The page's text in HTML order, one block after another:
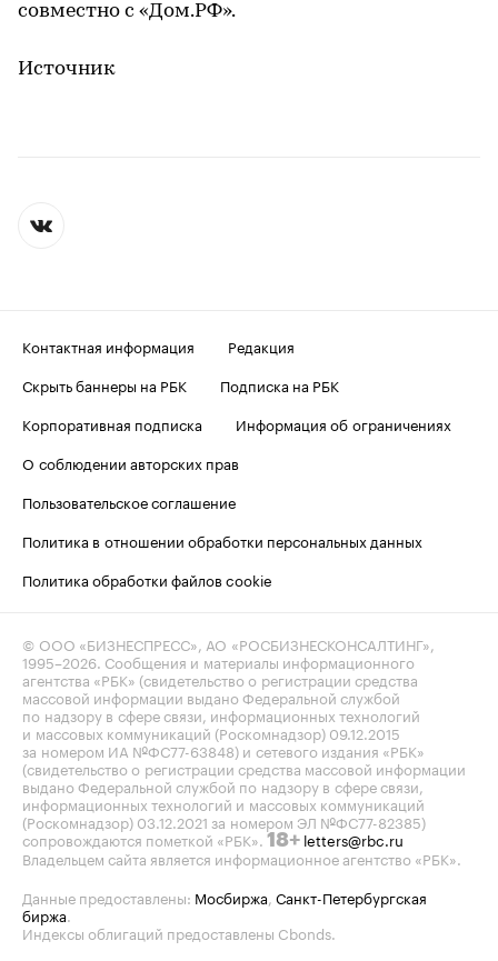
совместно с «Дом.РФ».
Источник
Контактная информация
Редакция
Скрыть баннеры на РБК
Подписка на РБК
Корпоративная подписка
Информация об ограничениях
О соблюдении авторских прав
Пользовательское соглашение
Политика в отношении обработки персональных данных
Политика обработки файлов cookie
© ООО «БИЗНЕСПРЕСС», АО «РОСБИЗНЕСКОНСАЛТИНГ»,
1995–2026. Сообщения и материалы информационного
агентства «РБК» (свидетельство о регистрации средства
массовой информации выдано Федеральной службой
по надзору в сфере связи, информационных технологий
и массовых коммуникаций (Роскомнадзор) 09.12.2015
за номером ИА №ФС77-63848) и сетевого издания «РБК»
(свидетельство о регистрации средства массовой информации
выдано Федеральной службой по надзору в сфере связи,
информационных технологий и массовых коммуникаций
(Роскомнадзор) 03.12.2021 за номером ЭЛ №ФС77-82385)
сопровождаются пометкой «РБК». 18+ letters@rbc.ru
Владельцем сайта является информационное агентство «РБК».
Данные предоставлены: Мосбиржа, Санкт-Петербургская
биржа.
Индексы облигаций предоставлены Cbonds.